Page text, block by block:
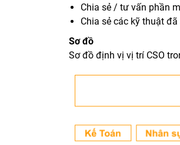
Chia sẻ / tư vấn phần
Chia sẻ các kỹ thuật
Sơ đồ
Sơ đồ định vị vị trí CSO